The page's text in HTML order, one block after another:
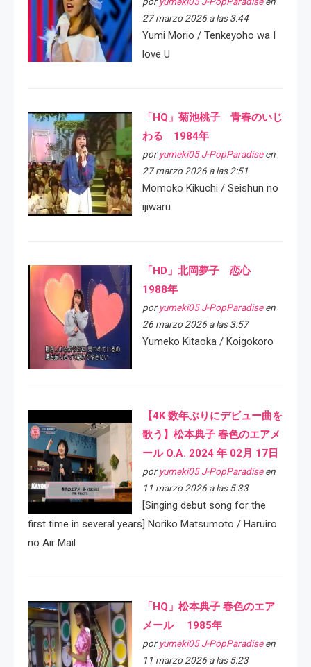
27 marzo 2026 a las 3:44
Yumi Morio / Tenkeyoho wa I
love U
「HQ」菊池桃子 青春のいじ
わる 1984年
por yumeki05 J-PopParadiseen
27 marzo 2026 a las 2:51
Momoko Kikuchi / Seishun no
ijiwaru
「HD」北岡夢子 恋心
1988年
por yumeki05 J-PopParadiseen
26 marzo 2026 a las 3:57
Yumeko Kitaoka / Koigokoro
【4K 数年ぶりにデビュー曲を
歌う】松本典子 春色のエアメ
ール O.A. 2024 年 02月 17日
por yumeki05 J-PopParadiseen
11 marzo 2026 a las 5:33
[Singing debut song for the
first time in several years] Noriko Matsumoto / Haruiro
no Air Mail
「HQ」松本典子 春色のエア
メール 1985年
por yumeki05 J-PopParadiseen
11 marzo 2026 a las 5:23